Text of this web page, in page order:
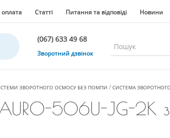
оплата Статті Питання та відповіді Новини
(067) 633 49 68
(067) 633 49 68
(067) 635 35 36
(044) 390 35 36
Зворотний дзвінок
ЗВОРОТНОГО ОСМОСУ БЕЗ ПОМПИ СИСТЕМА ЗВОРОТНОГО
506U-JG-2K з